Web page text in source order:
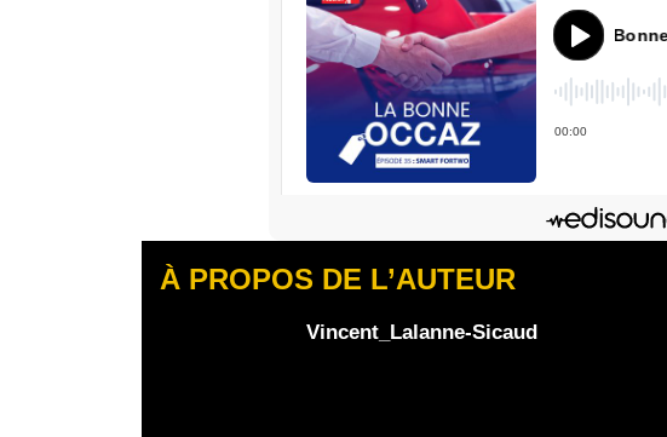
La Bonne
00:00
Edisound Flux RSS
Partager l'épisode
À PROPOS DE L’AUTEUR
Vincent_Lalanne-Sicaud